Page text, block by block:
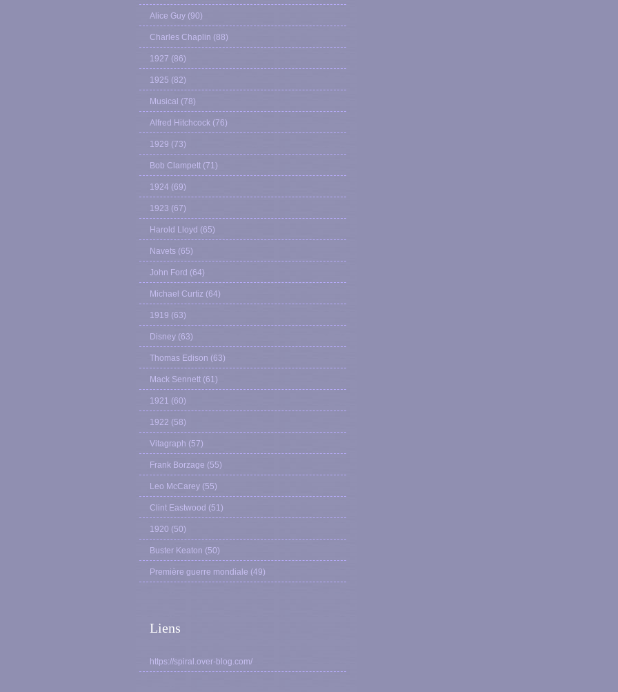
Alice Guy (90)
Charles Chaplin (88)
1927 (86)
1925 (82)
Musical (78)
Alfred Hitchcock (76)
1929 (73)
Bob Clampett (71)
1924 (69)
1923 (67)
Harold Lloyd (65)
Navets (65)
John Ford (64)
Michael Curtiz (64)
1919 (63)
Disney (63)
Thomas Edison (63)
Mack Sennett (61)
1921 (60)
1922 (58)
Vitagraph (57)
Frank Borzage (55)
Leo McCarey (55)
Clint Eastwood (51)
1920 (50)
Buster Keaton (50)
Première guerre mondiale (49)
Liens
https://spiral.over-blog.com/